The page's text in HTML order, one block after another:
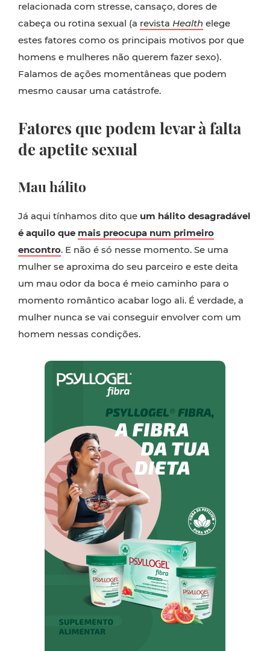
relacionada com stresse, cansaço, dores de
cabeça ou rotina sexual (a revista Health elege
estes fatores como os principais motivos por que
homens e mulheres não querem fazer sexo).
Falamos de ações momentâneas que podem
mesmo causar uma catástrofe.
Fatores que podem levar à falta
de apetite sexual
Mau hálito
Já aqui tínhamos dito que um hálito desagradável
é aquilo que mais preocupa num primeiro
encontro. E não é só nesse momento. Se uma
mulher se aproxima do seu parceiro e este deita
um mau odor da boca é meio caminho para o
momento romântico acabar logo ali. É verdade, a
mulher nunca se vai conseguir envolver com um
homem nessas condições.